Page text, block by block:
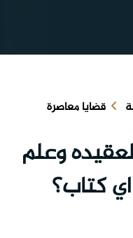
قضايا معاصرة
وعلم
كتاب؟